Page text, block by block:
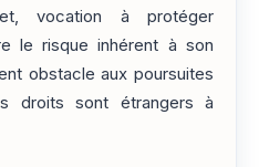
vocation à protéger
le risque inhérent à son
obstacle aux poursuites
droits sont étrangers à